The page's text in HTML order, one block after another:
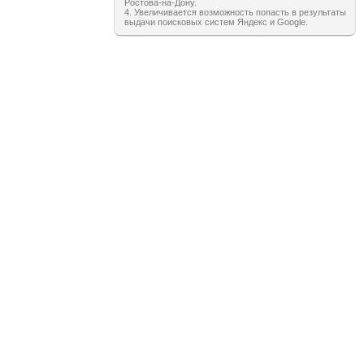
Ростова-на-Дону.
4. Увеличивается возможность попасть в результаты
выдачи поисковых систем Яндекс и Google.